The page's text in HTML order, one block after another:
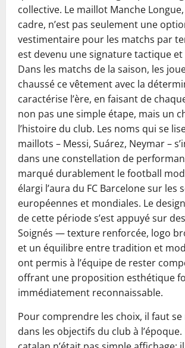
collective. Le maillot Manche
cadre, n’est pas seulement une
vestimentaire pour les matchs par
est devenu une signature tactique
Dans les matchs de la saison, les
chaussé ce vêtement avec la
caractérise l’ère, en faisant de
non pas une simple étape, mais un
l’histoire du club. Les noms qui se
maillots – Messi, Suárez, Neymar –
dans une constellation de
marqué durablement le football
élargi l’aura du FC Barcelone sur les
européennes et mondiales. Le
de cette période s’est appuyé sur
Soignés — texture renforcée, logo
et un équilibre entre tradition et
ont permis à l’équipe de rester
offrant une proposition esthétique
immédiatement reconnaissable.
Pour comprendre les choix, il faut
dans les objectifs du club à